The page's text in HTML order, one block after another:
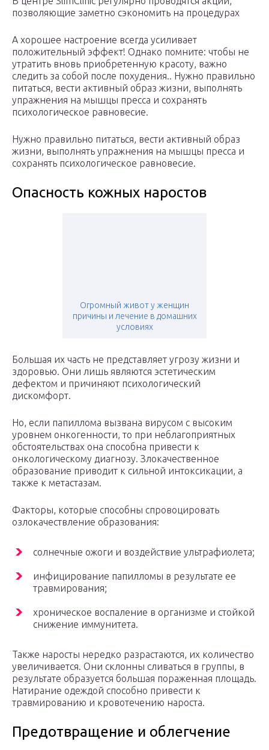
позволяющие заметно сэкономить на процедурах
А хорошее настроение всегда усиливает
положительный эффект! Однако помните: чтобы не
утратить вновь приобретенную красоту, важно
следить за собой после похудения.. Нужно правильно
питаться, вести активный образ жизни, выполнять
упражнения на мышцы пресса и сохранять
психологическое равновесие.
Нужно правильно питаться, вести активный образ
жизни, выполнять упражнения на мышцы пресса и
сохранять психологическое равновесие.
Опасность кожных наростов
Огромный живот у женщин
причины и лечение в домашних
условиях
Большая их часть не представляет угрозу жизни и
здоровью. Они лишь являются эстетическим
дефектом и причиняют психологический
дискомфорт.
Но, если папиллома вызвана вирусом с высоким
уровнем онкогенности, то при неблагоприятных
обстоятельствах она способна привести к
онкологическому диагнозу. Злокачественное
образование приводит к сильной интоксикации, а
также к метастазам.
Факторы, которые способны спровоцировать
озлокачествление образования:
солнечные ожоги и воздействие ультрафиолета;
инфицирование папилломы в результате ее
травмирования;
хроническое воспаление в организме и стойкой
снижение иммунитета.
Также наросты нередко разрастаются, их количество
увеличивается. Они склонны сливаться в группы, в
результате образуется большая пораженная площадь.
Натирание одеждой способно привести к
травмированию и кровотечению нароста.
Предотвращение и облегчение